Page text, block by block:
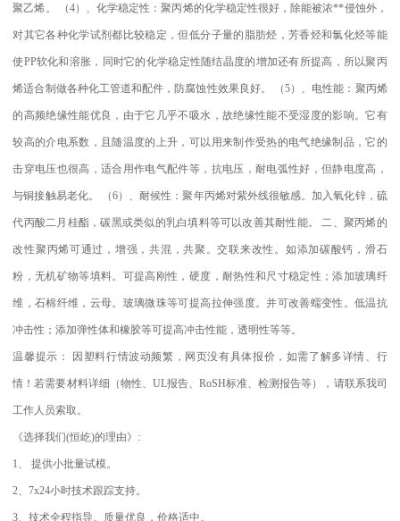
聚乙烯。 （4）、化学稳定性：聚丙烯的化学稳定性很好，除能被浓**侵蚀外，
对其它各种化学试剂都比较稳定，但低分子量的脂肪烃，芳香烃和氯化烃等能
使PP软化和溶胀，同时它的化学稳定性随结晶度的增加还有所提高，所以聚丙
烯适合制做各种化工管道和配件，防腐蚀性效果良好。 （5）、电性能：聚丙烯
的高频绝缘性能优良，由于它几乎不吸水，故绝缘性能不受湿度的影响。它有
较高的介电系数，且随温度的上升，可以用来制作受热的电气绝缘制品，它的
击穿电压也很高，适合用作电气配件等，抗电压，耐电弧性好，但静电度高，
与铜接触易老化。 （6）、耐候性：聚年丙烯对紫外线很敏感。加入氧化锌，硫
代丙酸二月桂酯，碳黑或类似的乳白填料等可以改善其耐性能。二、聚丙烯的
改性聚丙烯可通过，增强，共混，共聚。交联来改性。如添加碳酸钙，滑石
粉，无机矿物等填料。可提高刚性，硬度，耐热性和尺寸稳定性；添加玻璃纤
维，石棉纤维，云母。玻璃微珠等可提高拉伸强度。并可改善蠕变性。低温抗
冲击性；添加弹性体和橡胶等可提高冲击性能，透明性等等。
温馨提示： 因塑料行情波动频繁，网页没有具体报价，如需了解多详情、行
情！若需要材料详细（物性、 UL报告、RoSH标准、检测报告等），请联系我司
工作人员索取。
《选择我们(恒屹)的理由》 :
1、提供小批量试模。
2、7x24小时技术跟踪支持。
3、技术全程指导。质量优良，价格适中。